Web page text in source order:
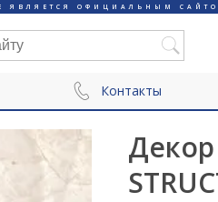
ЯВЛЯЕТСЯ ОФИЦИАЛЬНЫМ
Контакты
Декор